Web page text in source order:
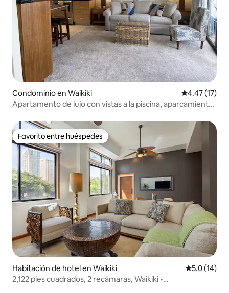
Condominio en Waikiki Calificación
4.47 (17)
Apartamento de lujo con vistas a la piscina, aparcamiento
Favorito entre huéspedes
Favorito entre huéspedes
Habitación de hotel en Waikiki Calificación
5.0 (14)
2,122 pies cuadrados, 2 recámaras, Waikiki •